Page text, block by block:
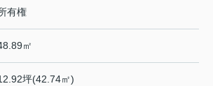
有権
㎡
坪(42.74㎡)